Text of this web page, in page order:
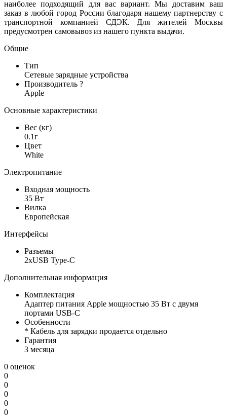
наиболее подходящий для вас вариант. Мы доставим ваш
заказ в любой город России благодаря нашему партнерству с
транспортной компанией СДЭК. Для жителей Москвы
предусмотрен самовывоз из нашего пункта выдачи.
Общие
Тип
Сетевые зарядные устройства
Производитель ?
Apple
Основные характеристики
Вес (кг)
0.1г
Цвет
White
Электропитание
Входная мощность
35 Вт
Вилка
Европейская
Интерфейсы
Разъемы
2xUSB Type-C
Дополнительная информация
Комплектация
Адаптер питания Apple мощностью 35 Вт с двумя
портами USB-C
Особенности
* Кабель для зарядки продается отдельно
Гарантия
3 месяца
0 оценок
0
0
0
0
0